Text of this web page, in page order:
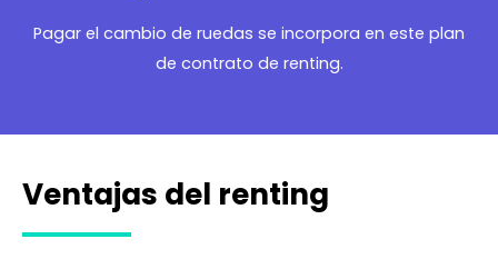
Pagar el cambio de ruedas se incorpora en este plan
de contrato de renting.
Ventajas del renting